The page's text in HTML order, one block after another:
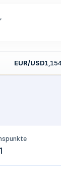
EUR/USD1,1543
1